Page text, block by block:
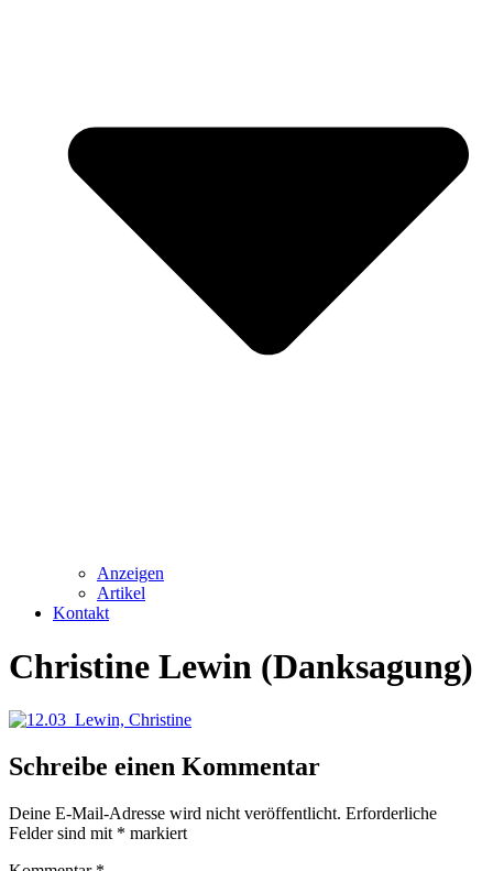
Anzeigen
Artikel
Kontakt
Christine Lewin (Danksagung)
Schreibe einen Kommentar
Deine E-Mail-Adresse wird nicht veröffentlicht. Erforderliche
Felder sind mit * markiert